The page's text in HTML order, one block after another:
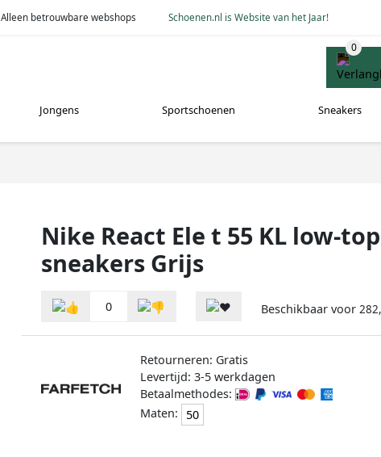
Alleen betrouwbare webshops Schoenen.nl is Website van het Jaar!
Jongens Sportschoenen Sneakers
Nike React Ele t 55 KL low-top
sneakers Grijs
0 Beschikbaar voor
Retourneren: Gratis
Levertijd: 3-5 werkdagen
Betaalmethodes:
Maten:
50